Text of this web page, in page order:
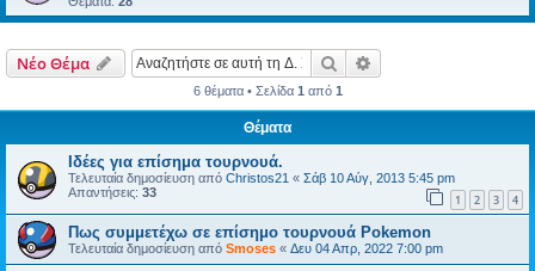
η
Νέο Θέμα Αναζήτηση
6 θέματα • Σελίδα 1 από 1
Θέματα
Ιδέες για επίσημα τουρνουά.
Τελευταία δημοσίευση από Christos21 « Σάβ 10 Αύγ, 2013 5:45 pm
Απαντήσεις: 33 1 2 3 4
Πως συμμετέχω σε επίσημο τουρνουά Pokemon
Τελευταία δημοσίευση από Smoses « Δευ 04 Απρ, 2022 7:00 pm